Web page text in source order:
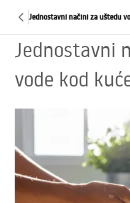
Jednostavni načini za uštedu
Jednostavni
vode kod